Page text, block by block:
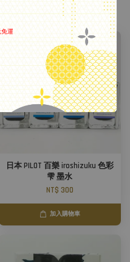
運
日本 PILOT 百樂 iroshizuku 色彩
雫 墨水
NT$ 300
加入購物車